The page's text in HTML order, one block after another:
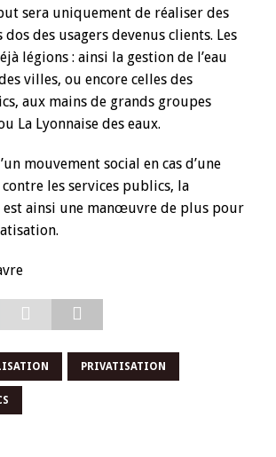
sera uniquement de réaliser des
dos des usagers devenus clients. Les
légions : ainsi la gestion de l’eau
villes, ou encore celles des
aux mains de grands groupes
La Lyonnaise des eaux.
mouvement social en cas d’une
les services publics, la
ainsi une manœuvre de plus pour
PRIVATISATION